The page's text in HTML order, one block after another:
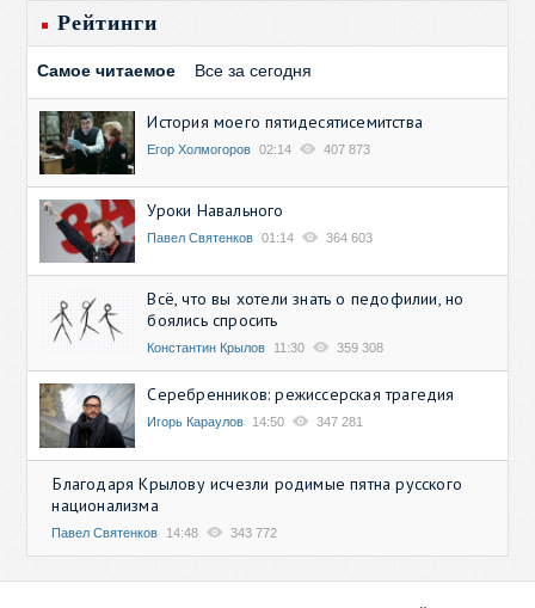
Рейтинги
Самое читаемое Все за сегодня
История моего пятидесятисемитства
Егор Холмогоров 02:14 407 873
Уроки Навального
Павел Святенков 01:14 364 603
Всё, что вы хотели знать о педофилии, но
боялись спросить
Константин Крылов 11:30 359 308
Серебренников: режиссерская трагедия
Игорь Караулов 14:50 347 281
Благодаря Крылову исчезли родимые пятна русского
национализма
Павел Святенков 14:48 343 772